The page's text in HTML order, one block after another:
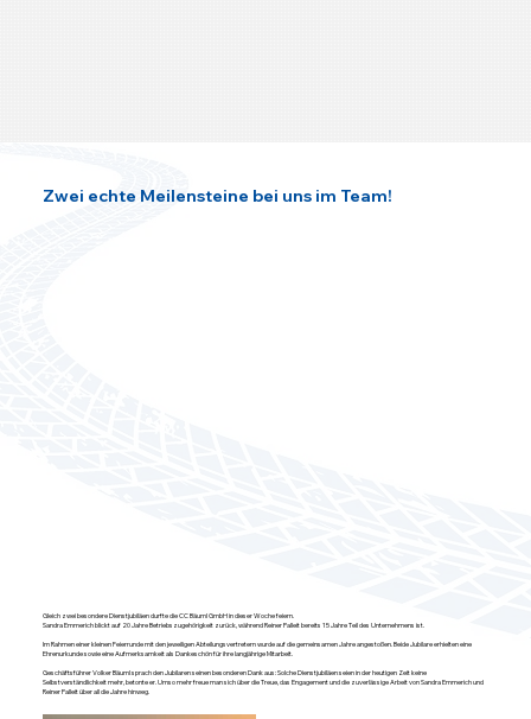
Zwei echte Meilensteine bei uns im Team!
Gleich zwei besondere Dienstjubiläen durfte die CC Bäuml GmbH in dieser Woche feiern.
Sandra Emmerich blickt auf 20 Jahre Betriebszugehörigkeit zurück, während Reiner Palleit bereits 15 Jahre Teil des Unternehmens ist.
Im Rahmen einer kleinen Feierrunde mit den jeweiligen Abteilungsvertretern wurde auf die gemeinsamen Jahre angestoßen. Beide Jubilare erhielten eine
Ehrenurkunde sowie eine Aufmerksamkeit als Dankeschön für ihre langjährige Mitarbeit.
Geschäftsführer Volker Bäuml sprach den Jubilaren seinen besonderen Dank aus: Solche Dienstjubiläen seien in der heutigen Zeit keine
Selbstverständlichkeit mehr, betonte er. Umso mehr freue man sich über die Treue, das Engagement und die zuverlässige Arbeit von Sandra Emmerich und
Reiner Palleit über all die Jahre hinweg.